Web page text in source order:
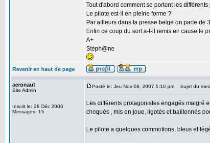
Tout d'abord comment se portent les
Le pilote est-il en pleine forme ?
Par ailleurs dans la presse belge on parle de
Enfin ce coup du sort a-t-il remis en cause le
A+
Stéph@ne
Revenir en haut de page
aeronaut
Site Admin
Inscrit le: 28 Déc 2006
Messages: 15
Posté le: Jeu Nov 08, 2007 5:10 pm Sujet du
Les différents protagonistes engagés malgré
choqués , mis en joue, ligotés et baillonnés
Le pilote a quelques commotions, bleus et